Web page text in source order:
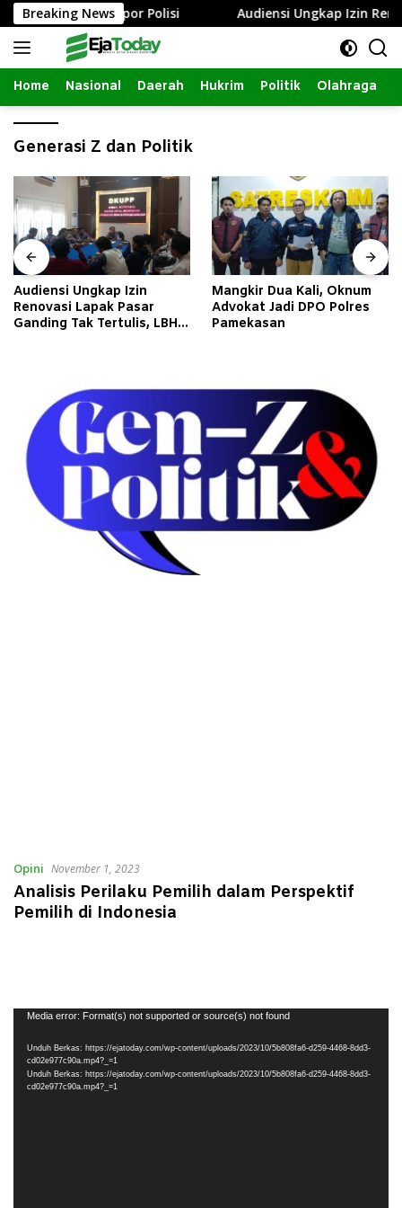
Langsung
ke
konten
Breaking News
Istri Lapor Polisi Audiensi Ungkap Izin
Home Nasional Daerah Hukrim Politik Olahraga
Generasi Z dan Politik
Audiensi Ungkap Izin
Renovasi Lapak Pasar
Ganding Tak Tertulis, LBH
Mangkir Dua Kali, Oknum
Advokat Jadi DPO Polres
Pamekasan
Opini November 1, 2023
Analisis Perilaku Pemilih dalam Perspektif
Pemilih di Indonesia
Pemutar
Media error: Format(s) not supported or source(s) not found
Unduh Berkas: https://ejatoday.com/wp-content/uploads/2023/10/5b808fa6-d259-4468-8dd3-
cd02e977c90a.mp4?_=1
Unduh Berkas: https://ejatoday.com/wp-content/uploads/2023/10/5b808fa6-d259-4468-8dd3-
cd02e977c90a.mp4?_=1